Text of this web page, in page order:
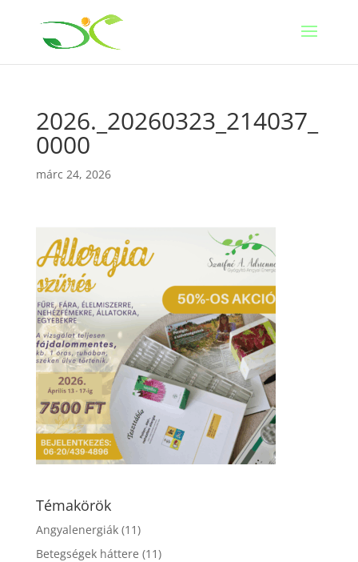
2026._20260323_214037_
0000
márc 24, 2026
Témakörök
Angyalenergiák(11)
Betegségek háttere (11)